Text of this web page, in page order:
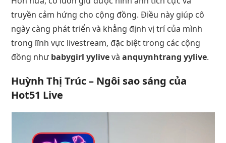
truyền cảm hứng cho cộng đồng. Điều này giúp cô
ngày càng phát triển và khẳng định vị trí của mình
trong lĩnh vực livestream, đặc biệt trong các cộng
đồng nhưbabygirl yylivevàanquynhtrang yylive.
Huỳnh Thị Trúc – Ngôi sao sáng của
Hot51 Live